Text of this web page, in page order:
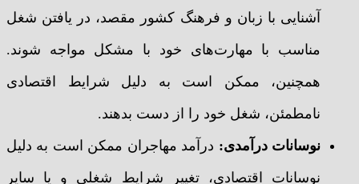
آشنایی با زبان و فرهنگ کشور مقصد، در یافتن شغل
مناسب با مهارت‌های خود با مشکل مواجه شوند.
همچنین، ممکن است به دلیل شرایط اقتصادی
نامطمئن، شغل خود را از دست بدهند.
نوسانات درآمدی: درآمد مهاجران ممکن است به دلیل
نوسانات اقتصادی، تغییر شرایط شغلی و یا سایر